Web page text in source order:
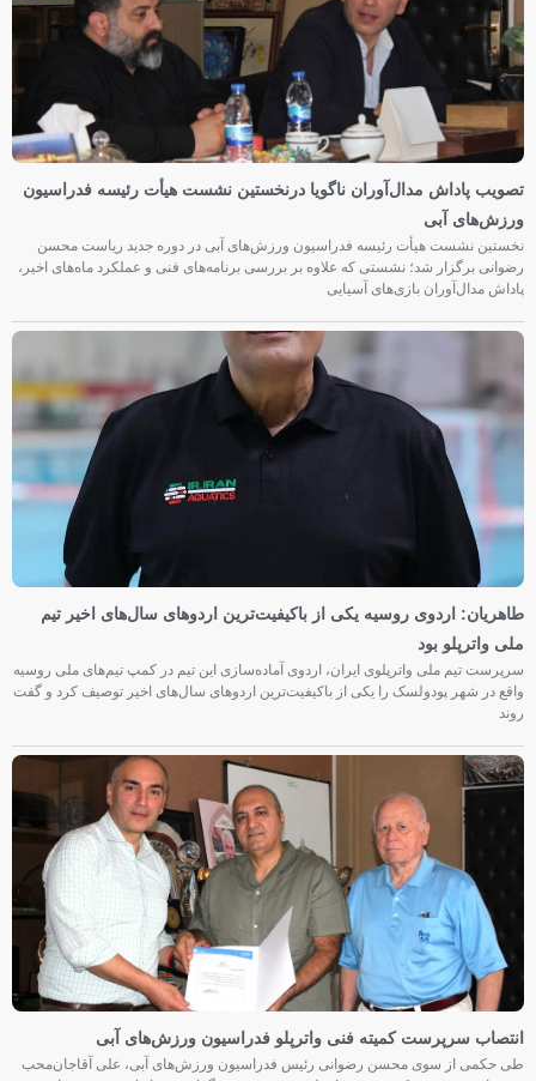
تصویب پاداش مدال‌آوران ناگویا درنخستین نشست هیأت رئیسه فدراسیون
ورزش‌های آبی
نخستین نشست هیأت رئیسه فدراسیون ورزش‌های آبی در دوره جدید ریاست محسن
رضوانی برگزار شد؛ نشستی که علاوه بر بررسی برنامه‌های فنی و عملکرد ماه‌های اخیر،
پاداش مدال‌آوران بازی‌های آسیایی
طاهریان: اردوی روسیه یکی از باکیفیت‌ترین اردوهای سال‌های اخیر تیم
ملی واترپلو بود
سرپرست تیم ملی واترپلوی ایران، اردوی آماده‌سازی این تیم در کمپ تیم‌های ملی روسیه
واقع در شهر پودولسک را یکی از باکیفیت‌ترین اردوهای سال‌های اخیر توصیف کرد و گفت
روند
انتصاب سرپرست کمیته فنی واترپلو فدراسیون ورزش‌های آبی
طی حکمی از سوی محسن رضوانی رئیس فدراسیون ورزش‌های آبی، علی آقاجان‌محب